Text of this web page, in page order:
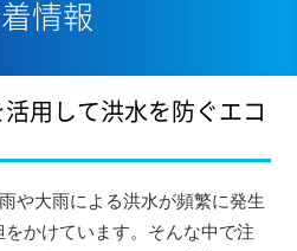
情報
活用して洪水を防ぐエコ
や大雨による洪水が頻繁に発生
かけています。そんな中で注